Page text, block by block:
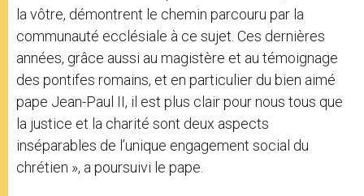
la vôtre, démontrent le chemin parcouru par la
communauté ecclésiale à ce sujet. Ces dernières
années, grâce aussi au magistère et au témoignage
des pontifes romains, et en particulier du bien aimé
pape Jean-Paul II, il est plus clair pour nous tous que
la justice et la charité sont deux aspects
inséparables de l’unique engagement social du
chrétien », a poursuivi le pape.